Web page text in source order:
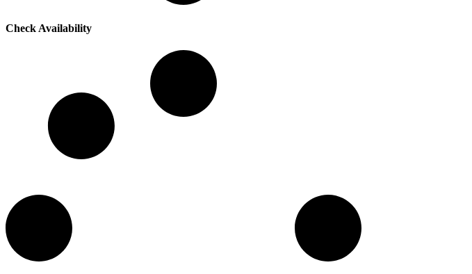
Check Availability